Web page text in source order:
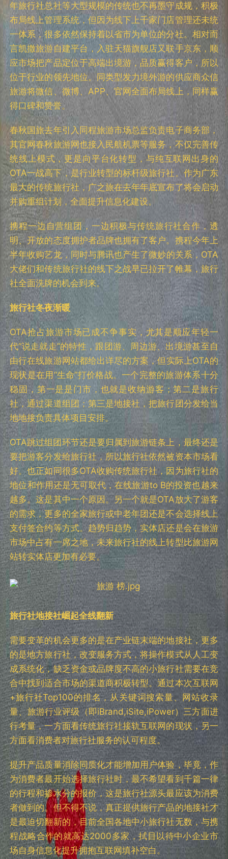
年旅行社总社等大型规模的传统也不再墨守成规，积极
布局线上管理系统，但因为线下上千家门店管理还未统
一体系，很多依然保持着以省市为单位的分社。相对而
言凯撒旅游自建平台，入驻天猫旗舰店又联手京东，顺
应市场把产品定位于高端出境游，品质赢得客户，所以
位于行业的领先地位。同类型发力境外游的供应商众信
旅游将微信、微博、APP、官网全面布局线上，同样赢
得口碑和赞誉。
春秋国旅去年引入同程旅游市场总监负责电子商务部，
其官网春秋旅游网也接入民航机票等服务，不仅完善传
统线上模式，更是向平台化转型，与纯互联网出身的
OTA一战高下，是行业转型的标杆级旅行社。作为广东
最大的传统旅行社，广之旅在去年年底宣布了将会启动
并购重组计划，全面提升信息化建设。
携程一边自营组团，一边积极与传统旅行社合作，透
明、开放的态度拥护者品牌也拥有了客户。携程今年上
半年收购艺龙，同时与腾讯也产生了微妙的关系，OTA
大佬们和传统旅行社的线下之战早已拉开了帷幕，旅行
社全面洗牌的机会到来。
旅行社冬夜渐暖
OTA抢占旅游市场已成不争事实，尤其是顺应年轻一
代“说走就走”的特性，跟团游、周边游、出境游甚至自
由行在线旅游网站都给出详尽的方案，但实际上OTA的
现状是在用“生命”打价格战。一个完整的旅游体系十分
稳固，第一是是门市，也就是收纳游客；第二是旅行
社，通过渠道组团；第三是地接社，把旅行团分发给当
地地接负责具体项目安排。
OTA跳过组团环节还是要归属到旅游链条上，最终还是
要把游客分发给旅行社，所以旅行社依然被资本市场看
好。也正如同很多OTA收购传统旅行社，因为旅行社的
地位和作用还是无可取代，在线旅游to B的投资也越来
越多。这是其中一个原因。另一个就是OTA放大了游客
的需求，更多的全家旅行或中老年团还是不会选择线上
支付签合约等方式。趋势归趋势，实体店还是会在旅游
市场中占有一席之地，未来旅行社的线上转型比旅游网
站转实体店更加有必要。
旅行社地接社崛起全线翻新
需要变革的机会更多的是在产业链末端的地接社，更多
的是地方旅行社，改变服务方式，将操作模式从人工变
成系统化，缺乏资金或品牌度不高的小旅行社需要在竞
合中找到适合市场的渠道商积极转型。通过本次互联网
+旅行社Top100的排名，从关键词搜索量、网站收录
量、旅游行业评级（即iBrand,iSite,iPower）三方面进
行考量，一方面看传统旅行社接轨互联网的现状，另一
方面看消费者对旅行社服务的认可程度。
提升产品质量消除同质化才能增加用户体验，毕竟，作
为消费者最开始选择旅行社时，最不希望看到千篇一律
的行程和掺水分的报价，这是旅行社源头最应该为消费
者做到的。但不得不说，真正提供旅行产品的地接社才
是最迫切翻新的，目前全国各地中小旅行社无数，与携
程战略合作的就高达2000多家，拭目以待中小企业市
场自身信息化提升拥抱互联网填补空白。